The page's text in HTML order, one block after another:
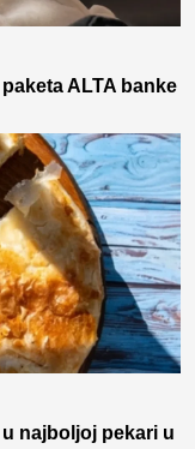
ALTA banke
najboljoj pekari u